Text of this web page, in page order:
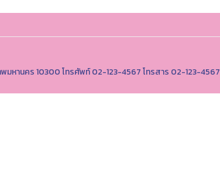
มหานคร 10300 โทรศัพท์ 02-123-4567 โทรสาร 02-123-4567